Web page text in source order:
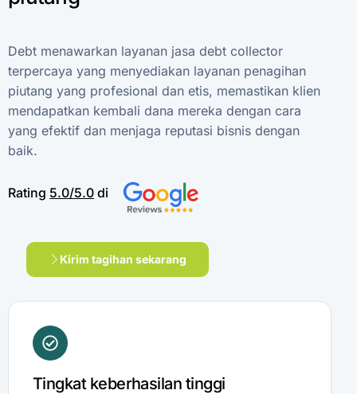
Debt menawarkan layanan jasa debt collector
terpercaya yang menyediakan layanan penagihan
piutang yang profesional dan etis, memastikan klien
mendapatkan kembali dana mereka dengan cara
yang efektif dan menjaga reputasi bisnis dengan
baik.
Rating 5.0/5.0 di
Kirim tagihan sekarang
Tingkat keberhasilan tinggi